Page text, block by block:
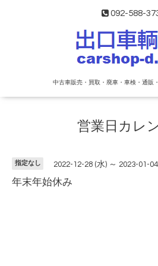
092-588-
中古車販売・買取・廃車・車検・通販
営業日カレ
指定なし 2022-12-28 (水) ～ 2023-01-
年末年始休み